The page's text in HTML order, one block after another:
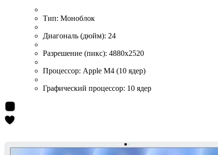
Тип: Моноблок
Диагональ (дюйм): 24
Разрешение (пикс): 4880x2520
Процессор: Apple M4 (10 ядер)
Графический процессор: 10 ядер